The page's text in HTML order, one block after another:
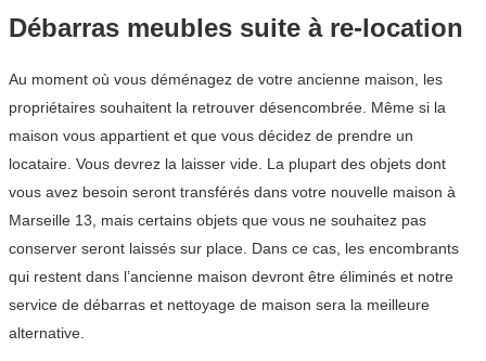
Débarras meubles suite à re-location
Au moment où vous déménagez de votre ancienne maison, les
propriétaires souhaitent la retrouver désencombrée. Même si la
maison vous appartient et que vous décidez de prendre un
locataire. Vous devrez la laisser vide. La plupart des objets dont
vous avez besoin seront transférés dans votre nouvelle maison à
Marseille 13, mais certains objets que vous ne souhaitez pas
conserver seront laissés sur place. Dans ce cas, les encombrants
qui restent dans l’ancienne maison devront être éliminés et notre
service de débarras et nettoyage de maison sera la meilleure
alternative.